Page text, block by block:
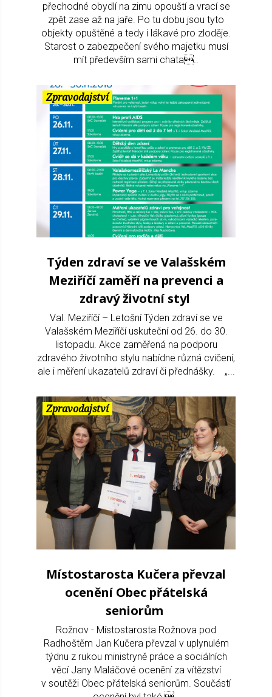
přechodné obydlí na zimu opouští a vrací se
zpět zase až na jaře. Po tu dobu jsou tyto
objekty opuštěné a tedy i lákavé pro zloděje.
Starost o zabezpečení svého majetku musí
mít především sami chata..
Zpravodajství
Týden zdraví se ve Valašském
Meziříčí zaměří na prevenci a
zdravý životní styl
Val. Meziříčí – Letošní Týden zdraví se ve
Valašském Meziříčí uskuteční od 26. do 30.
listopadu. Akce zaměřená na podporu
zdravého životního stylu nabídne různá cvičení,
ale i měření ukazatelů zdraví či přednášky. „...
Zpravodajství
Místostarosta Kučera převzal
ocenění Obec přátelská
seniorům
Rožnov - Místostarosta Rožnova pod
Radhoštěm Jan Kučera převzal v uplynulém
týdnu z rukou ministryně práce a sociálních
věcí Jany Maláčové ocenění za vítězství
v soutěži Obec přátelská seniorům. Součástí